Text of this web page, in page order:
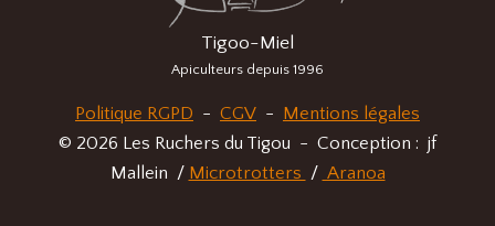
Tigoo-Miel
Apiculteurs depuis 1996
Politique RGPD - CGV -
Mentions légales
© 2026 Les Ruchers du Tigou - Conception : jf
Mallein / Microtrotters / Aranoa